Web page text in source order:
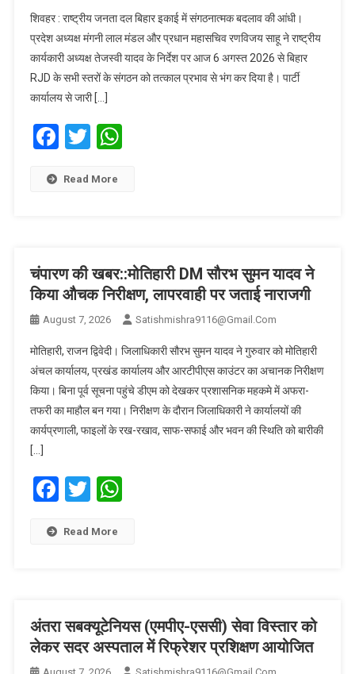
शिवहर : राष्ट्रीय जनता दल बिहार इकाई में संगठनात्मक बदलाव की आंधी।
प्रदेश अध्यक्ष मंगनी लाल मंडल और प्रधान महासचिव रणविजय साहू ने राष्ट्रीय
कार्यकारी अध्यक्ष तेजस्वी यादव के निर्देश पर आज 6 अगस्त 2026 से बिहार
RJD के सभी स्तरों के संगठन को तत्काल प्रभाव से भंग कर दिया है। पार्टी
कार्यालय से जारी […]
Facebook
TwitterWhatsApp
Read More
चंपारण की खबर::मोतिहारी DM सौरभ सुमन यादव ने
किया औचक निरीक्षण, लापरवाही पर जताई नाराजगी
August 7, 2026 Satishmishra9116@gmail.com
मोतिहारी, राजन द्विवेदी। जिलाधिकारी सौरभ सुमन यादव ने गुरुवार को मोतिहारी
अंचल कार्यालय, प्रखंड कार्यालय और आरटीपीएस काउंटर का अचानक निरीक्षण
किया। बिना पूर्व सूचना पहुंचे डीएम को देखकर प्रशासनिक महकमे में अफरा-
तफरी का माहौल बन गया। निरीक्षण के दौरान जिलाधिकारी ने कार्यालयों की
कार्यप्रणाली, फाइलों के रख-रखाव, साफ-सफाई और भवन की स्थिति को बारीकी
[…]
Facebook
TwitterWhatsApp
Read More
अंतरा सबक्यूटेनियस (एमपीए-एससी) सेवा विस्तार को
लेकर सदर अस्पताल में रिफ्रेशर प्रशिक्षण आयोजित